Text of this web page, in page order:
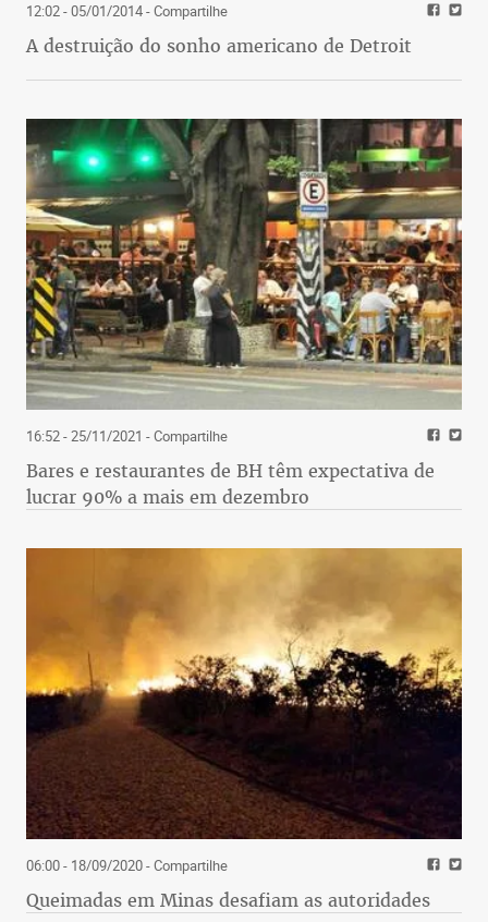
12:02 - 05/01/2014- Compartilhe
A destruição do sonho americano de Detroit
16:52 - 25/11/2021 - Compartilhe
Bares e restaurantes de BH têm expectativa de
lucrar 90% a mais em dezembro
06:00 - 18/09/2020- Compartilhe
Queimadas em Minas desafiam as autoridades